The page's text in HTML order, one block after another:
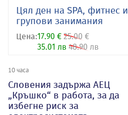
Цял ден на SPA, фитнес и
групови занимания
Цена:17.90 € 25.00 €
35.01 лв 48.90 лв
10 часа
Словения задържа АЕЦ
„Кръшко“ в работа, за да
избегне риск за